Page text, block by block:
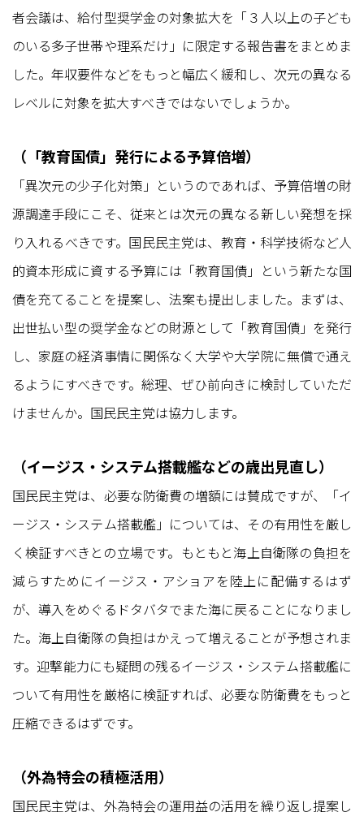
者会議は、給付型奨学金の対象拡大を「３人以上の子ども
のいる多子世帯や理系だけ」に限定する報告書をまとめま
した。年収要件などをもっと幅広く緩和し、次元の異なる
レベルに対象を拡大すべきではないでしょうか。
（「教育国債」発行による予算倍増）
「異次元の少子化対策」というのであれば、予算倍増の財
源調達手段にこそ、従来とは次元の異なる新しい発想を採
り入れるべきです。国民民主党は、教育・科学技術など人
的資本形成に資する予算には「教育国債」という新たな国
債を充てることを提案し、法案も提出しました。まずは、
出世払い型の奨学金などの財源として「教育国債」を発行
し、家庭の経済事情に関係なく大学や大学院に無償で通え
るようにすべきです。総理、ぜひ前向きに検討していただ
けませんか。国民民主党は協力します。
（イージス・システム搭載艦などの歳出見直し）
国民民主党は、必要な防衛費の増額には賛成ですが、「イ
ージス・システム搭載艦」については、その有用性を厳し
く検証すべきとの立場です。もともと海上自衛隊の負担を
減らすためにイージス・アショアを陸上に配備するはず
が、導入をめぐるドタバタでまた海に戻ることになりまし
た。海上自衛隊の負担はかえって増えることが予想されま
す。迎撃能力にも疑問の残るイージス・システム搭載艦に
ついて有用性を厳格に検証すれば、必要な防衛費をもっと
圧縮できるはずです。
（外為特会の積極活用）
国民民主党は、外為特会の運用益の活用を繰り返し提案し